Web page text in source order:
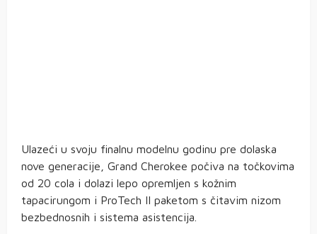
Ulazeći u svoju finalnu modelnu godinu pre dolaska
nove generacije, Grand Cherokee počiva na točkovima
od 20 cola i dolazi lepo opremljen s kožnim
tapacirungom i ProTech II paketom s čitavim nizom
bezbednosnih i sistema asistencija.